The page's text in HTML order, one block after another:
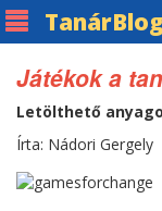
TanárBlog
Játékok a
Letölthető
Írta: Nádori Gergely